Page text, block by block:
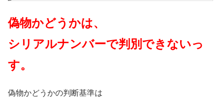
偽物かどうかは、
シリアルナンバーで判別できないっ
す。
偽物かどうかの判断基準は